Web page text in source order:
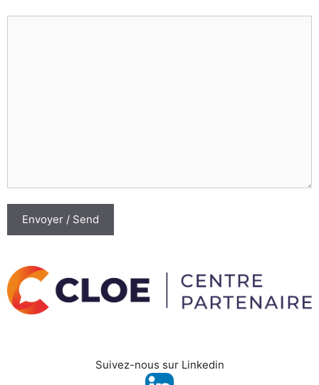
Suivez-nous sur Linkedin